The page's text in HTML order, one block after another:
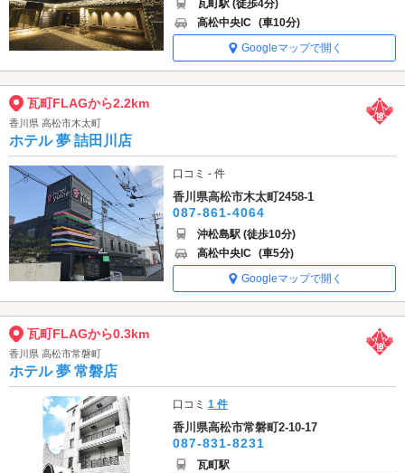
瓦町駅 (徒歩4分)
高松中央IC (車10分)
Googleマップで開く
瓦町FLAGから2.2km
香川県 高松市木太町
ホテル 夢 詰田川店
口コミ - 件
香川県高松市木太町2458-1
087-861-4064
沖松島駅 (徒歩10分)
高松中央IC (車5分)
Googleマップで開く
瓦町FLAGから0.3km
香川県 高松市常磐町
ホテル 夢 常磐店
口コミ1 件
香川県高松市常磐町2-10-17
087-831-8231
瓦町駅